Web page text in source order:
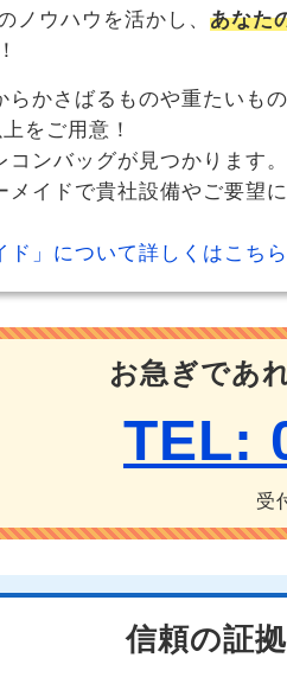
ノウハウを活かし、 あなた
！
らかさばるものや重たいも
をご用意！
コンバッグが見つかります。
メイドで貴社設備やご要望
ド」について詳しくはこち
お急ぎであ
TEL:
受
信頼の証拠